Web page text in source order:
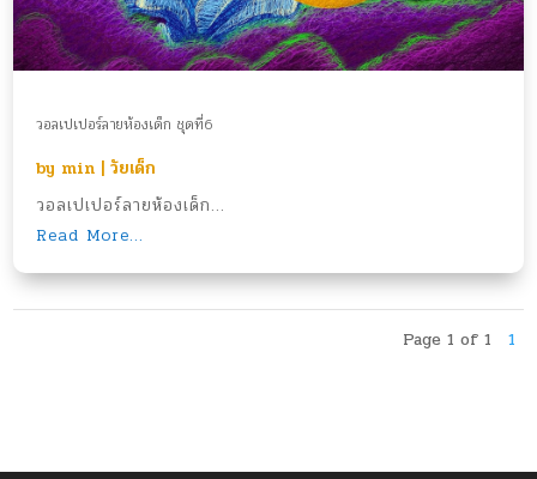
วอลเปเปอร์ลายห้องเด็ก ชุดที่6
by min |วัยเด็ก
วอลเปเปอร์ลายห้องเด็ก...
Read More...
Page 1 of 1 1